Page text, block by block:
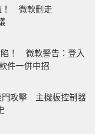
！ 微軟刪走
！ 微軟警告：登入
件一併中招
門攻擊 主機板控制器